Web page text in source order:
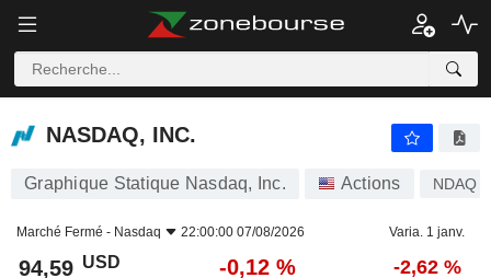
NASDAQ, INC.
NASDAQ, INC.
Graphique Statique Nasdaq, Inc. Actions NDAQ
Marché Fermé - Nasdaq 22:00:00 07/08/2026 Varia. 1 janv.
94,59 USD -0,12 % -2,62 %